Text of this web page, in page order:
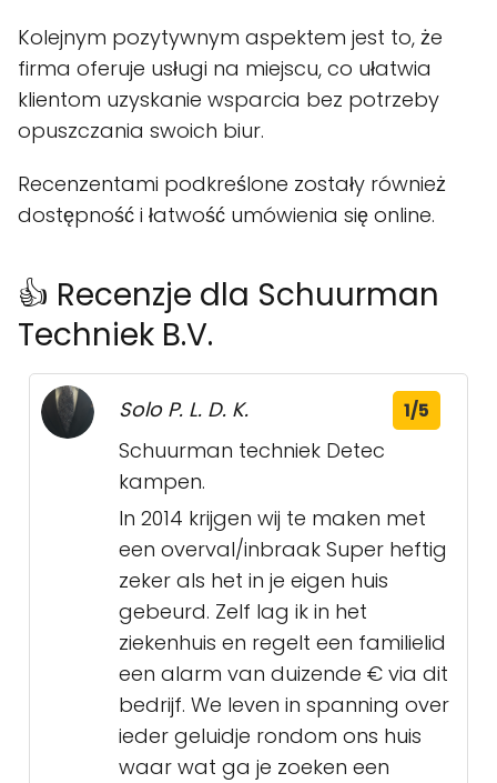
Kolejnym pozytywnym aspektem jest to, że
firma oferuje usługi na miejscu, co ułatwia
klientom uzyskanie wsparcia bez potrzeby
opuszczania swoich biur.
Recenzentami podkreślone zostały również
dostępność i łatwość umówienia się online.
👍 Recenzje dla Schuurman
Techniek B.V.
Solo P. L. D. K. 1/5
Schuurman techniek Detec
kampen.
In 2014 krijgen wij te maken met
een overval/inbraak Super heftig
zeker als het in je eigen huis
gebeurd. Zelf lag ik in het
ziekenhuis en regelt een familielid
een alarm van duizende € via dit
bedrijf. We leven in spanning over
ieder geluidje rondom ons huis
waar wat ga je zoeken een